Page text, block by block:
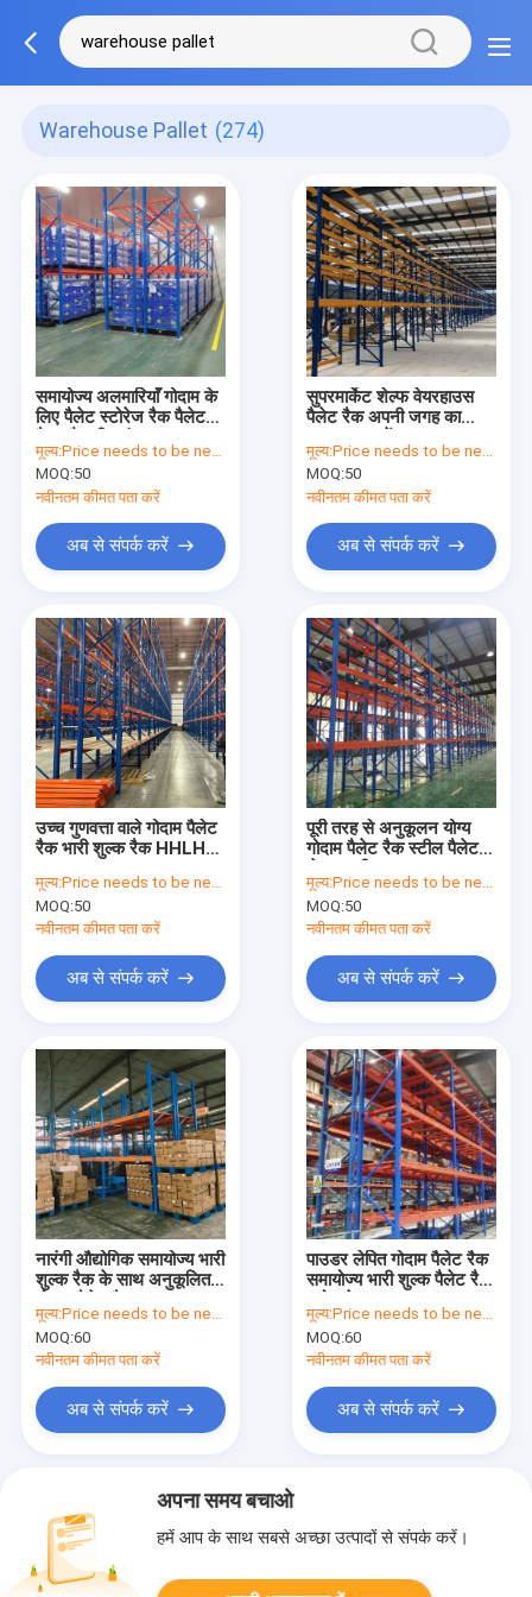
Warehouse Pallet (274)
समायोज्य अलमारियाँ गोदाम के
लिए पैलेट स्टोरेज रैक पैलेट
मूल्य:Price needs to be negotiated
MOQ:50
नवीनतम कीमत पता करें
अब से संपर्क करें
सुपरमार्केट शेल्फ वेयरहाउस
पैलेट रैक अपनी जगह का
मूल्य:Price needs to be negotiated
MOQ:50
नवीनतम कीमत पता करें
अब से संपर्क करें
उच्च गुणवत्ता वाले गोदाम पैलेट
रैक भारी शुल्क रैक HHLH-
मूल्य:Price needs to be negotiated
MOQ:50
नवीनतम कीमत पता करें
अब से संपर्क करें
पूरी तरह से अनुकूलन योग्य
गोदाम पैलेट रैक स्टील पैलेट
मूल्य:Price needs to be negotiated
MOQ:50
नवीनतम कीमत पता करें
अब से संपर्क करें
नारंगी औद्योगिक समायोज्य भारी
शुल्क रैक के साथ अनुकूलित
मूल्य:Price needs to be negotiated
MOQ:60
नवीनतम कीमत पता करें
अब से संपर्क करें
पाउडर लेपित गोदाम पैलेट रैक
समायोज्य भारी शुल्क पैलेट रैक
मूल्य:Price needs to be negotiated
MOQ:60
नवीनतम कीमत पता करें
अब से संपर्क करें
अपना समय बचाओ
हमें आप के साथ सबसे अच्छा उत्पादों से संपर्क करें।